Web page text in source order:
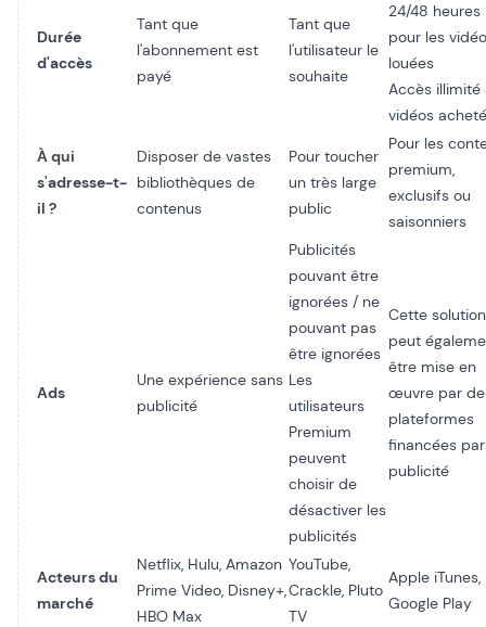
Durée
d'accès
Tant que
l'abonnement est
payé
Tant que
l'utilisateur le
souhaite
24/48 heures
pour les
louées
Accès illimité
vidéos
À qui
s'adresse-t-
il ?
Disposer de vastes
bibliothèques de
contenus
Pour toucher
un très large
public
Pour les
premium,
exclusifs ou
saisonniers
Ads
Une expérience sans
publicité
Publicités
pouvant être
ignorées / ne
pouvant pas
être ignorées
Les
utilisateurs
Premium
peuvent
choisir de
désactiver les
publicités
Cette solution
peut
être mise en
œuvre par
plateformes
financées
publicité
Acteurs du
marché
Netflix, Hulu, Amazon
Prime Video, Disney+,
HBO Max
YouTube,
Crackle, Pluto
TV
Apple iTunes,
Google Play